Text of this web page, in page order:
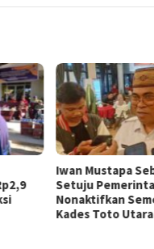
Iwan Mustapa
Setuju
Nonaktifkan
Kades Toto Utara